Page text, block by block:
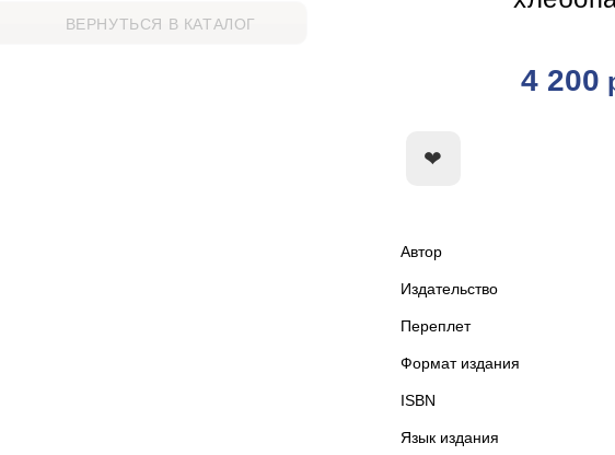
ВЕРНУТЬСЯ В КАТАЛОГ
4 200
Автор
Издательство
Переплет
Формат издания
ISBN
Язык издания